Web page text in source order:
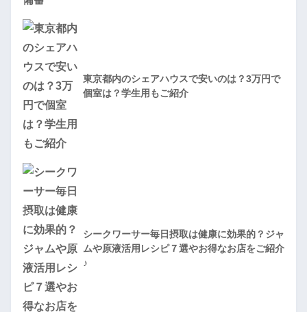
東京都内のシェアハウスで安いのは？3万円で
個室は？学生用もご紹介
シークワーサー毎日摂取は健康に効果的？ジャ
ムや原液活用レシピ７選やお得なお店をご紹介
♪